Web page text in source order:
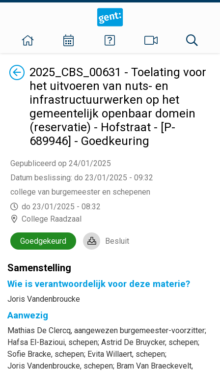
Terug2025_CBS_00631 - Toelating voor
het uitvoeren van nuts- en
infrastructuurwerken op het
gemeentelijk openbaar domein
(reservatie) - Hofstraat - [P-
689946] - Goedkeuring
Gepubliceerd op 24/01/2025
Datum beslissing: do 23/01/2025 - 09:32
college van burgemeester en schepenen
do 23/01/2025 - 08:32
College Raadzaal
Goedgekeurd Besluit
Samenstelling
Wie is verantwoordelijk voor deze materie?
Joris Vandenbroucke
Aanwezig
Mathias De Clercq, aangewezen burgemeester-voorzitter;
Hafsa El-Bazioui, schepen; Astrid De Bruycker, schepen;
Sofie Bracke, schepen; Evita Willaert, schepen;
Joris Vandenbroucke, schepen; Bram Van Braeckevelt,